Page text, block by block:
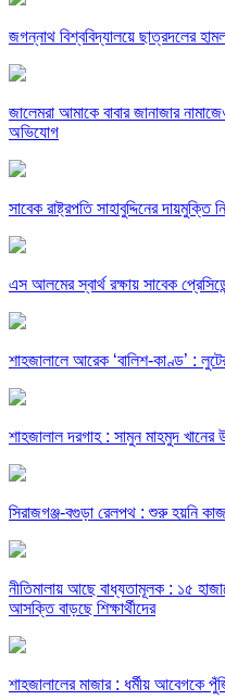
জগন্নাথ বিশ্ববিদ্যালয়ে ছাত্রদলের
জালেমরা আমাকে বাবার জানাজার
অভিযোগ
সাবেক রাষ্ট্রপতি সাহাবুদ্দিনের
এস আলমের স্বার্থ রক্ষায় সাবেক
শাহজালালে আরেক ‘বালিশ-কাণ্ড’ : লুটের
শাহজালাল দরগাহ : সামুন মাহমুদ খানের
সিরাজগঞ্জ-বগুড়া রেলপথ : শুরু হয়নি
নীতিমালায় আছে বাধ্যতামূলক : ১৫
আসক্তি বাড়ছে শিক্ষার্থীদের
শাহজালালের মাজার : ধর্মীয় আবেগকে